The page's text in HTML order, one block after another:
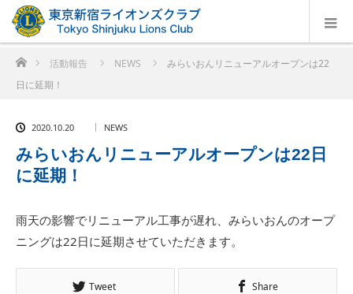
ホーム活動報告 NEWS
みらいおんリニューアルオープンは22
日に延期！
2020.10.20 NEWS
みらいおんリニューアルオープンは22日
に延期！
雨天の影響でリニューアル工事が遅れ、みらいおんのオープ
ニングは22日に延期させていただきます。
Tweet Share